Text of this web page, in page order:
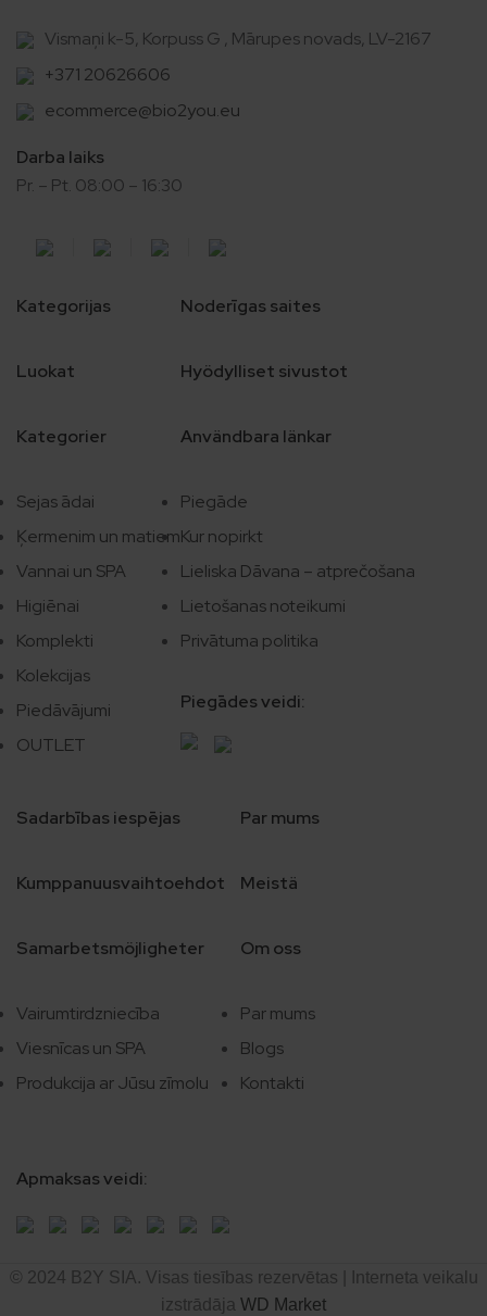
Vismaņi k-5, Korpuss G , Mārupes novads, LV-2167
+371 20626606
ecommerce@bio2you.eu
Darba laiks
Pr. – Pt. 08:00 – 16:30
Kategorijas
Luokat
Kategorier
Sejas ādai
Ķermenim un matiem
Vannai un SPA
Higiēnai
Komplekti
Kolekcijas
Piedāvājumi
OUTLET
Noderīgas saites
Hyödylliset sivustot
Användbara länkar
Piegāde
Kur nopirkt
Lieliska Dāvana – atprečošana
Lietošanas noteikumi
Privātuma politika
Piegādes veidi:
Sadarbības iespējas
Kumppanuusvaihtoehdot
Samarbetsmöjligheter
Vairumtirdzniecība
Viesnīcas un SPA
Produkcija ar Jūsu zīmolu
Apmaksas veidi:
Par mums
Meistä
Om oss
Par mums
Blogs
Kontakti
© 2024 B2Y SIA. Visas tiesības rezervētas
Interneta veikalu
izstrādāja WD Market